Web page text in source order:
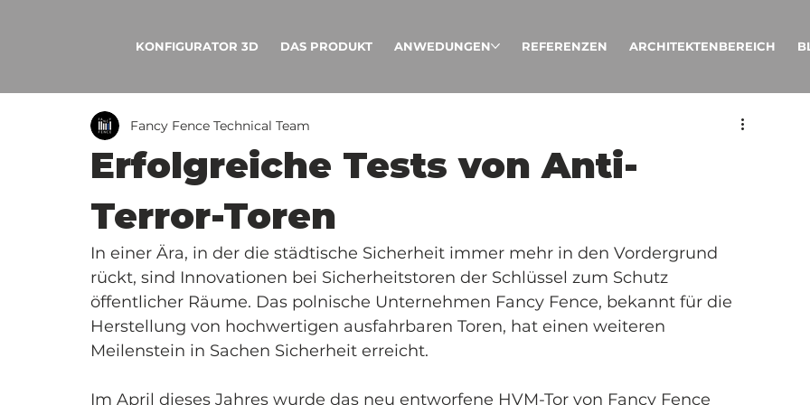
KONFIGURATOR 3D DAS PRODUKT ANWEDUNGEN REFERENZEN ARCHITEKTENBEREICH
Erfolgreiche Tests von Anti-
Terror-Toren
Fancy Fence Technical Team
In einer Ära, in der die städtische Sicherheit immer mehr in den Vordergrund
rückt, sind Innovationen bei Sicherheitstoren der Schlüssel zum Schutz
öffentlicher Räume. Das polnische Unternehmen Fancy Fence, bekannt für die
Herstellung von hochwertigen ausfahrbaren Toren, hat einen weiteren
Meilenstein in Sachen Sicherheit erreicht.
Im April dieses Jahres wurde das neu entworfene HVM-Tor von Fancy Fence